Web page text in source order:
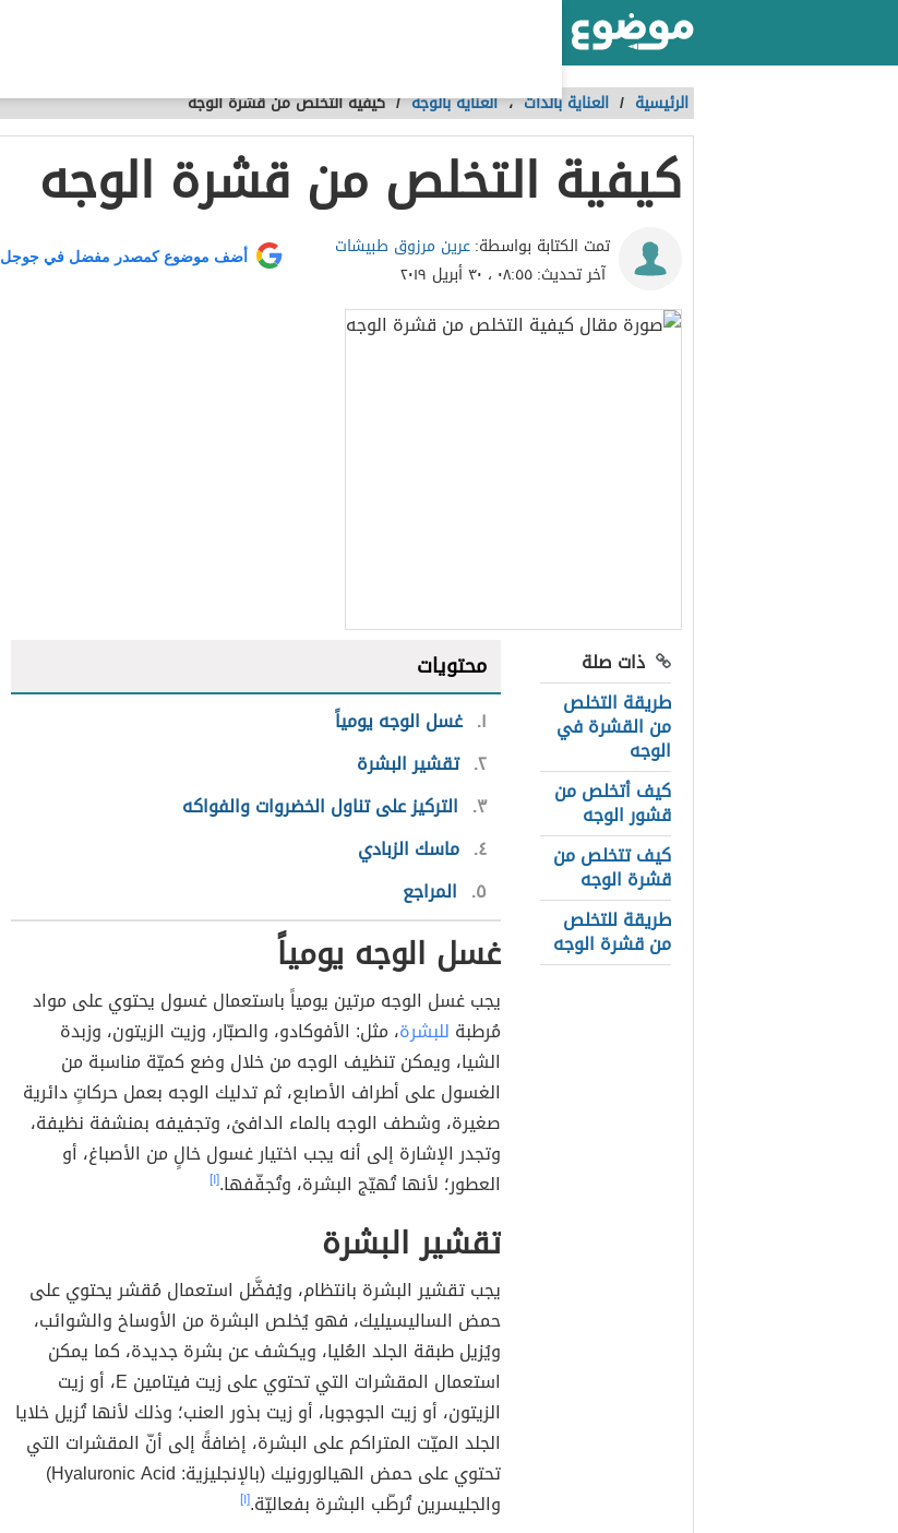
الرئيسية / العناية بالذات،العناية بالوجه /كيفية التخلص من قشرة الوجه
كيفية التخلص من قشرة الوجه
تمت الكتابة بواسطة:عرين مرزوق طبيشات
آخر تحديث:٠٨:٥٥ ، ٣٠ أبريل ٢٠١٩
أضف موضوع كمصدر مفضل في جوجل
ذات صلة
طريقة التخلص
من القشرة في
الوجه
كيف أتخلص من
قشور الوجه
كيف تتخلص من
قشرة الوجه
طريقة للتخلص
من قشرة الوجه
محتويات
١ غسل الوجه يومياً
٢ تقشير البشرة
٣ التركيز على تناول الخضروات والفواكه
٤ ماسك الزبادي
٥ المراجع
غسل الوجه يومياً
يجب غسل الوجه مرتين يومياً باستعمال غسول يحتوي على مواد
مُرطبة للبشرة، مثل: الأفوكادو، والصبّار، وزيت الزيتون، وزبدة
الشيا، ويمكن تنظيف الوجه من خلال وضع كميّة مناسبة من
الغسول على أطراف الأصابع، ثم تدليك الوجه بعمل حركاتٍ دائرية
صغيرة، وشطف الوجه بالماء الدافئ، وتجفيفه بمنشفة نظيفة،
وتجدر الإشارة إلى أنه يجب اختيار غسول خالٍ من الأصباغ، أو
العطور؛ لأنها تُهيّج البشرة، وتُجفّفها.[١]
تقشير البشرة
يجب تقشير البشرة بانتظام، ويُفضَّل استعمال مُقشر يحتوي على
حمض الساليسيليك، فهو يُخلص البشرة من الأوساخ والشوائب،
ويُزيل طبقة الجلد العُليا، ويكشف عن بشرة جديدة، كما يمكن
استعمال المقشرات التي تحتوي على زيت فيتامين E، أو زيت
الزيتون، أو زيت الجوجوبا، أو زيت بذور العنب؛ وذلك لأنها تُزيل خلايا
الجلد الميّت المتراكم على البشرة، إضافةً إلى أنّ المقشرات التي
تحتوي على حمض الهيالورونيك (بالإنجليزية: Hyaluronic Acid)
والجليسرين تُرطّب البشرة بفعاليّة.[١]